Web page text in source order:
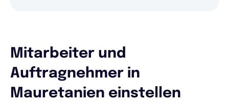
Mitarbeiter und
Auftragnehmer in
Mauretanien einstellen